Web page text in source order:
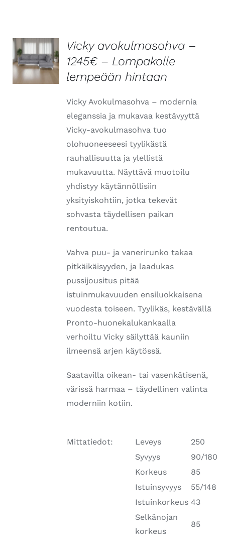
LISÄTIEDOT
Vicky avokulmasohva –
1245€ – Lompakolle
lempeään hintaan
Vicky Avokulmasohva – modernia
eleganssia ja mukavaa kestävyyttä
Vicky-avokulmasohva tuo
olohuoneeseesi tyylikästä
rauhallisuutta ja ylellistä
mukavuutta. Näyttävä muotoilu
yhdistyy käytännöllisiin
yksityiskohtiin, jotka tekevät
sohvasta täydellisen paikan
rentoutua.
Vahva puu- ja vanerirunko takaa
pitkäikäisyyden, ja laadukas
pussijousitus pitää
istuinmukavuuden ensiluokkaisena
vuodesta toiseen. Tyylikäs, kestävällä
Pronto-huonekalukankaalla
verhoiltu Vicky säilyttää kauniin
ilmeensä arjen käytössä.
Saatavilla oikean- tai vasenkätisenä,
värissä harmaa – täydellinen valinta
moderniin kotiin.
Mittatiedot: Leveys
250
Syvyys
90/180
Korkeus
85
Istuinsyvyys
55/148
Istuinkorkeus 43
Selkänojan
korkeus
85